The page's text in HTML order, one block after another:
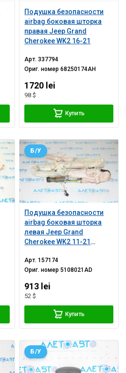
Подушка безопасности
airbag боковая шторка
правая Jeep Grand
Cherokee WK2 16-21
Арт.337794
Ориг. номер68250174AH
1720 lei
98 $
Купить
Подушка безопасности
airbag боковая шторка
левая Jeep Grand
Cherokee WK2 11-21
Б/У
Арт.157174
Ориг. номер5108021AD
913 lei
52 $
Купить
Б/У